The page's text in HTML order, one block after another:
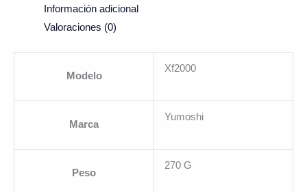
Información adicional
Valoraciones (0)
Modelo
Xf2000
Marca
Yumoshi
Peso
270 G